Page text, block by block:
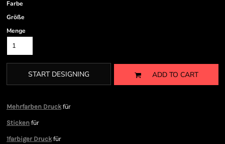
Farbe
Größe
Menge
START DESIGNING ADD TO CART
Mehrfarben Druckfür
Sticken für
1farbiger Druckfür